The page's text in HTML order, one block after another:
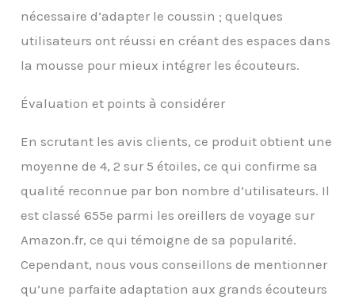
RECOMMANDÉ : le
coussin cabeau est
approuvé par des
experts orthopédiques
et est recommandé
activité sédentaire qui
soutiennent la tête.
Profitez d'un soutien
complet et d'une
détente avec notre
coussin d'appui-tête
pour le cou, la colonne
vertébrale et la tête.
nécessaire d’adapter le coussin ; quelques
utilisateurs ont réussi en créant des espaces dans
la mousse pour mieux intégrer les écouteurs.
Évaluation et points à considérer
En scrutant les avis clients, ce produit obtient une
moyenne de 4, 2 sur 5 étoiles, ce qui confirme sa
qualité reconnue par bon nombre d’utilisateurs. Il
est classé 655e parmi les oreillers de voyage sur
Amazon.fr, ce qui témoigne de sa popularité.
Cependant, nous vous conseillons de mentionner
qu’une parfaite adaptation aux grands écouteurs